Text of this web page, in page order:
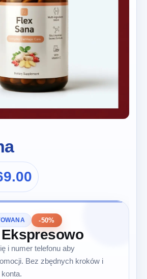
-50%
i numer telefonu aby
Bez zbędnych kroków i
konta.